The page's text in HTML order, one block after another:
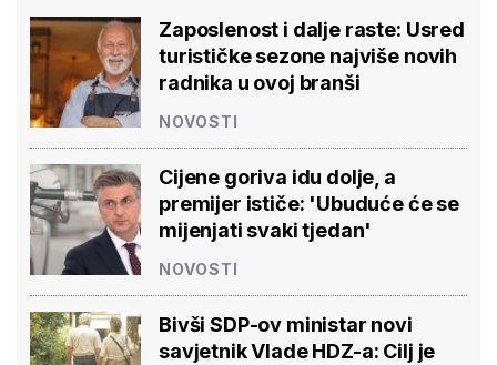
Zaposlenost i dalje raste: Usred
turističke sezone najviše novih
radnika u ovoj branši
NOVOSTI
Cijene goriva idu dolje, a
premijer ističe: 'Ubuduće će se
mijenjati svaki tjedan'
NOVOSTI
Bivši SDP-ov ministar novi
savjetnik Vlade HDZ-a: Cilj je